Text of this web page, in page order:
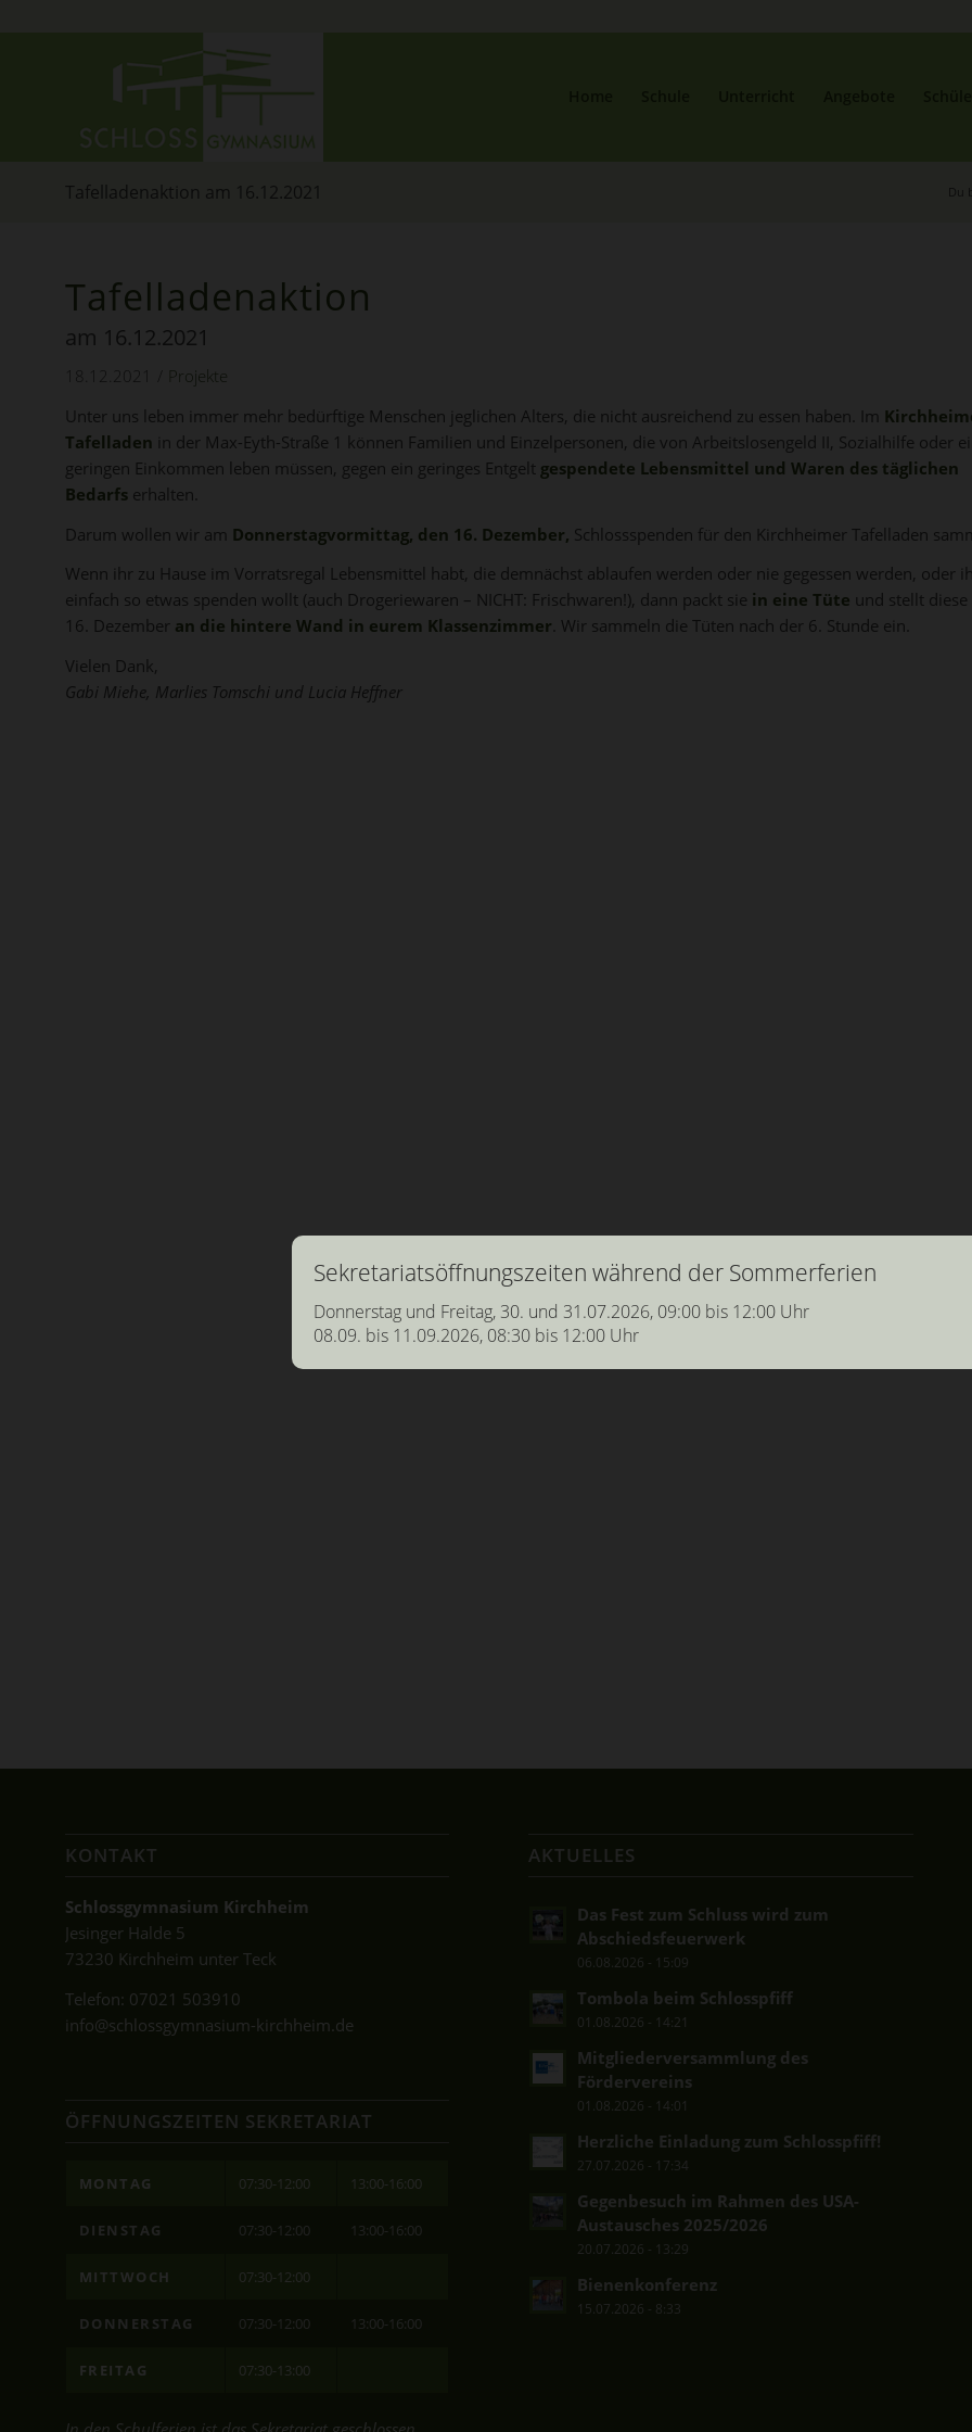
Tafelladenaktion am 16.12.2021 Du
Tafelladenaktion
am 16.12.2021
18.12.2021
Projekte
Unter uns leben immer mehr bedürftige Menschen jeglichen Alters, die nicht ausreichend zu essen haben. Im
Tafelladen in der Max-Eyth-Straße 1 können Familien und Einzelpersonen, die von Arbeitslosengeld II, Sozialhilfe oder
geringen Einkommen leben müssen, gegen ein geringes Entgelt gespendete Lebensmittel und Waren des täglichen
Bedarfserhalten.
Darum wollen wir am Donnerstagvormittag, den 16. Dezember, Schlossspenden für den Kirchheimer Tafelladen
Wenn ihr zu Hause im Vorratsregal Lebensmittel habt, die demnächst ablaufen werden oder nie gegessen werden, oder
einfach so etwas spenden wollt (auch Drogeriewaren – NICHT: Frischwaren!), dann packt sie in eine Tüte und stellt diese
16. Dezember an die hintere Wand in eurem Klassenzimmer . Wir sammeln die Tüten nach der 6. Stunde ein.
Vielen Dank,
Gabi Miehe, Marlies Tomschi und Lucia Heffner
KONTAKT
Schlossgymnasium Kirchheim
Jesinger Halde 5
73230 Kirchheim unter Teck
Telefon: 07021 503910
info@schlossgymnasium-kirchheim.de
ÖFFNUNGSZEITEN SEKRETARIAT
MONTAG 07:30-12:00 13:00-16:00
DIENSTAG 07:30-12:00 13:00-16:00
MITTWOCH 07:30-12:00
DONNERSTAG 07:30-12:00 13:00-16:00
FREITAG 07:30-13:00
AKTUELLES
Das Fest zum Schluss wird zum
Abschiedsfeuerwerk
06.08.2026 - 15:09
Tombola beim Schlosspfiff
01.08.2026 - 14:21
Mitgliederversammlung des
Fördervereins
01.08.2026 - 14:01
Herzliche Einladung zum Schlosspfiff!
27.07.2026 - 17:34
Gegenbesuch im Rahmen des USA-
Austausches 2025/2026
20.07.2026 - 13:29
Bienenkonferenz
15.07.2026 - 8:33
Sekretariatsöffnungszeiten während der Sommerferien
Donnerstag und Freitag, 30. und 31.07.2026, 09:00 bis 12:00 Uhr
08.09. bis 11.09.2026, 08:30 bis 12:00 Uhr